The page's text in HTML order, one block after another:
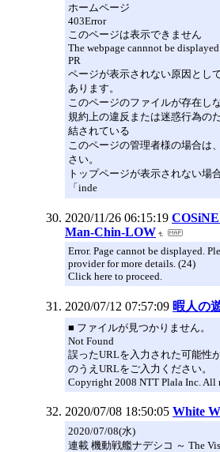
ホームページ
403Error
このページは表示できません
The webpage cannnot be displayed
PR
ページが表示されない原因とし
あります。
このページのファイルが存在し
規約上の違反または迷惑行為の
結されている
このページの管理者様の場合は
さい。
トップページが表示されない場
「inde
2020/11/26 06:15:19
Man-Chin-LOW
Error. Page cannot be displayed.
provider for more details. (24)
Click here to proceed.
2020/07/12 07:57:09 暇人の
■ ファイルが見つかりません。
Not Found
誤ったURLを入力された可能性
のうえURLをご入力ください。
Copyright 2008 NTT Plala Inc. All
2020/07/08 18:50:05 White
2020/07/08(水)
連載 機動戦艦ナデシコ ～ The